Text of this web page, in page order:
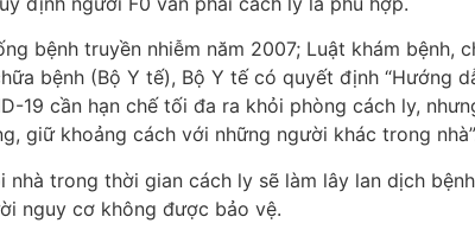
bệnh truyền nhiễm năm 2007; Luật khám bệnh,
bệnh (Bộ Y tế), Bộ Y tế có quyết định “Hướng
19 cần hạn chế tối đa ra khỏi phòng cách ly,
giữ khoảng cách với những người khác trong
nhà trong thời gian cách ly sẽ làm lây lan dịch
nguy cơ không được bảo vệ.